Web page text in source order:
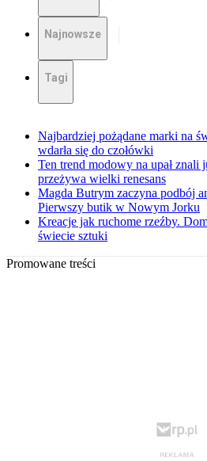
Najnowsze
Tagi
Najbardziej pożądane marki na
wdarła się do czołówki
Ten trend modowy na upał znali
przeżywa wielki renesans
Magda Butrym zaczyna podbój
Pierwszy butik w Nowym Jorku
Kreacje jak ruchome rzeźby.
świecie sztuki
Promowane treści